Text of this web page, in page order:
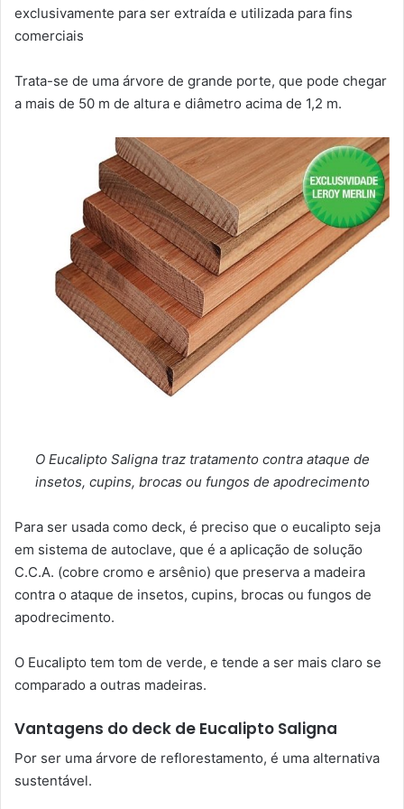
exclusivamente para ser extraída e utilizada para fins
comerciais
Trata-se de uma árvore de grande porte, que pode chegar
a mais de 50 m de altura e diâmetro acima de 1,2 m.
O Eucalipto Saligna traz tratamento contra ataque de
insetos, cupins, brocas ou fungos de apodrecimento
Para ser usada como deck, é preciso que o eucalipto seja
em sistema de autoclave, que é a aplicação de solução
C.C.A. (cobre cromo e arsênio) que preserva a madeira
contra o ataque de insetos, cupins, brocas ou fungos de
apodrecimento.
O Eucalipto tem tom de verde, e tende a ser mais claro se
comparado a outras madeiras.
Vantagens do deck de Eucalipto Saligna
Por ser uma árvore de reflorestamento, é uma alternativa
sustentável.